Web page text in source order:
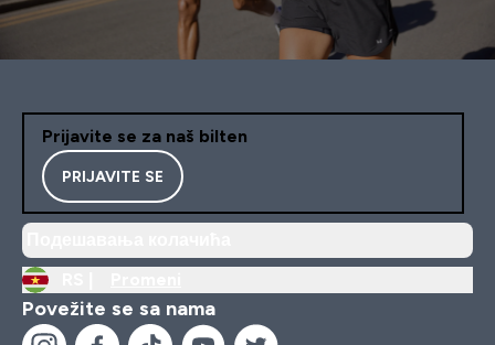
Prijavite se za naš bilten
PRIJAVITE SE
Povežite se sa nama